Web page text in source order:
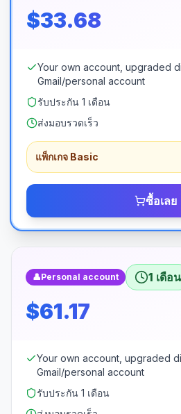
$33.68
Your own account, upgraded
Gmail/personal account
รับประกัน 1 เดือน
ส่งมอบรวดเร็ว
แพ็กเกจ Basic
ซื้อเลย
👤Personal account 1 เดือน
$61.17
Your own account, upgraded
Gmail/personal account
รับประกัน 1 เดือน